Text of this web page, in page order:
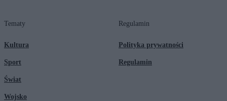
Tematy
Kultura
Sport
Świat
Wojsko
Regulamin
Polityka prywatności
Regulamin